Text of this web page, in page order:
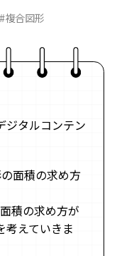
#複合図形
ジタルコンテン
面積の求め方
積の求め方が
考えていきま